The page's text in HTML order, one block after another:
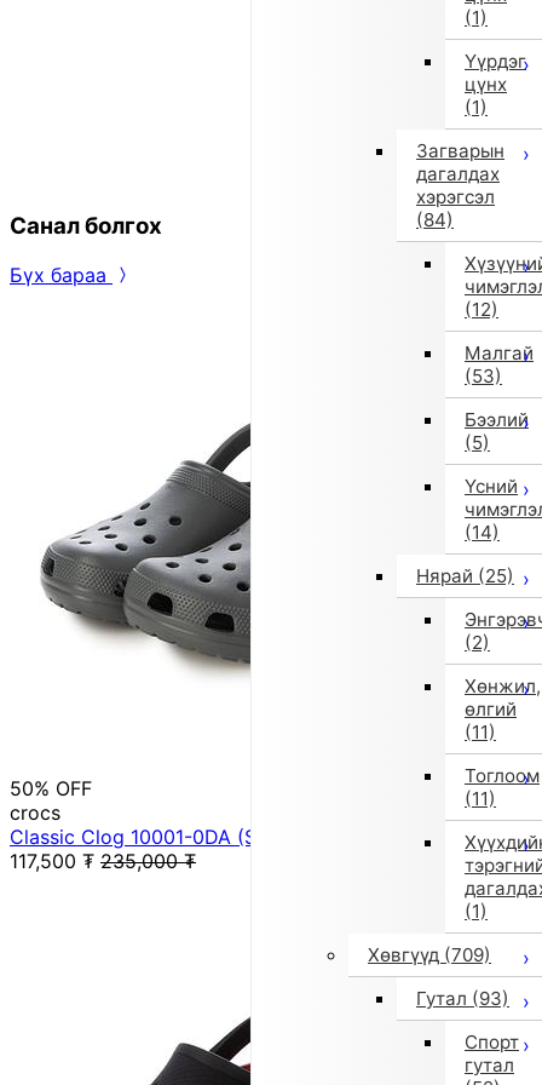
(1)
Үүрдэг
цүнх
(1)
Загварын
дагалдах
хэрэгсэл
(84)
(12)
Малгай
(53)
Бээлий
(5)
Үсний
(14)
Нярай (25)
(2)
Хөнжил,
өлгий
(11)
Тоглоом
(11)
(1)
Хөвгүүд (709)
Гутал (93)
Спорт
гутал
Санал болгох
Бүх бараа
50% OFF
crocs
Classic Clog 10001-0DA (SltGry)
117,500 ₮ 235,000 ₮